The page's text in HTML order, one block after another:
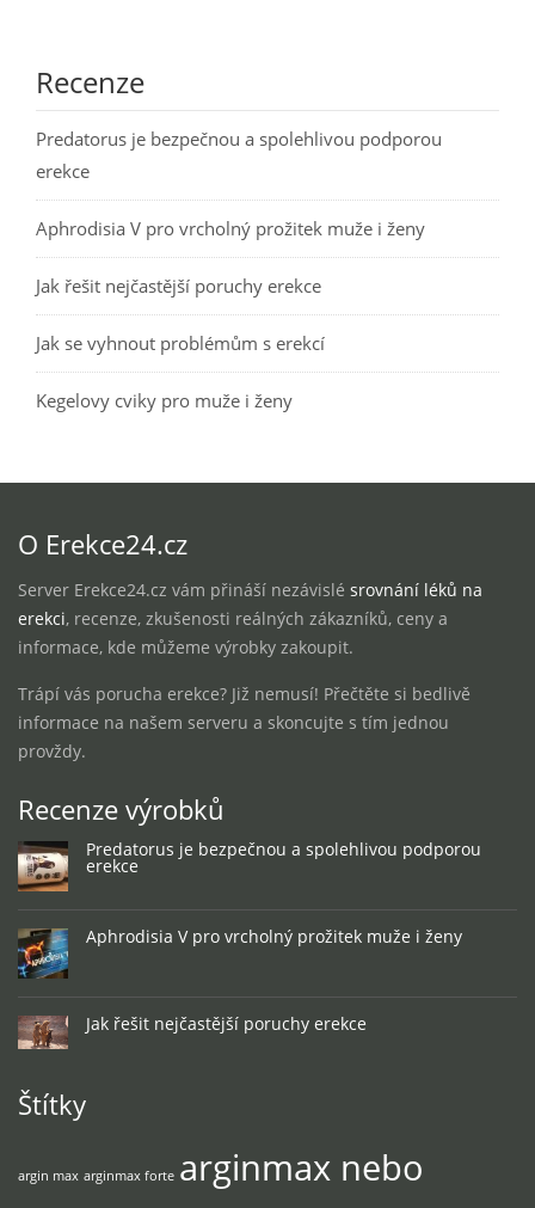
Recenze
Predatorus je bezpečnou a spolehlivou podporou
erekce
Aphrodisia V pro vrcholný prožitek muže i ženy
Jak řešit nejčastější poruchy erekce
Jak se vyhnout problémům s erekcí
Kegelovy cviky pro muže i ženy
O Erekce24.cz
Server Erekce24.cz vám přináší nezávislé srovnání léků na
erekci, recenze, zkušenosti reálných zákazníků, ceny a
informace, kde můžeme výrobky zakoupit.
Trápí vás porucha erekce? Již nemusí! Přečtěte si bedlivě
informace na našem serveru a skoncujte s tím jednou
provždy.
Recenze výrobků
Predatorus je bezpečnou a spolehlivou podporou
erekce
Aphrodisia V pro vrcholný prožitek muže i ženy
Jak řešit nejčastější poruchy erekce
Štítky
argin max arginmax forte arginmax nebo